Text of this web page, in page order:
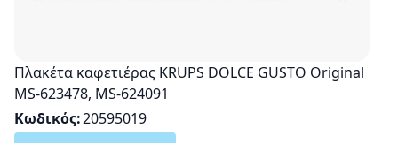
Πλακέτα καφετιέρας KRUPS DOLCE GUSTO Original
MS-623478, MS-624091
Κωδικός 20595019